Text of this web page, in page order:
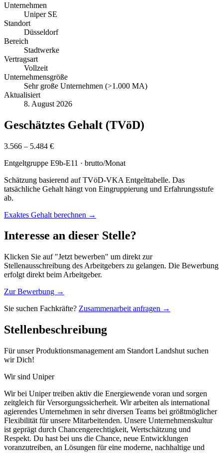
Unternehmen
Uniper SE
Standort
Düsseldorf
Bereich
Stadtwerke
Vertragsart
Vollzeit
Unternehmensgröße
Sehr große Unternehmen (>1.000 MA)
Aktualisiert
8. August 2026
Geschätztes Gehalt (TVöD)
3.566 – 5.484 €
Entgeltgruppe E9b-E11 · brutto/Monat
Schätzung basierend auf TVöD-VKA Entgelttabelle. Das
tatsächliche Gehalt hängt von Eingruppierung und Erfahrungsstufe
ab.
Exaktes Gehalt berechnen →
Interesse an dieser Stelle?
Klicken Sie auf "Jetzt bewerben" um direkt zur
Stellenausschreibung des Arbeitgebers zu gelangen. Die Bewerbung
erfolgt direkt beim Arbeitgeber.
Zur Bewerbung →
Sie suchen Fachkräfte? Zusammenarbeit anfragen →
Stellenbeschreibung
Für unser Produktionsmanagement am Standort Landshut suchen
wir Dich!
Wir sind Uniper
Wir bei Uniper treiben aktiv die Energiewende voran und sorgen
zeitgleich für Versorgungssicherheit. Wir arbeiten als international
agierendes Unternehmen in sehr diversen Teams bei größtmöglicher
Flexibilität für unsere Mitarbeitenden. Unsere Unternehmenskultur
ist geprägt durch Chancengerechtigkeit, Wertschätzung und
Respekt. Du hast bei uns die Chance, neue Entwicklungen
voranzutreiben, an Lösungen für eine moderne, nachhaltige und